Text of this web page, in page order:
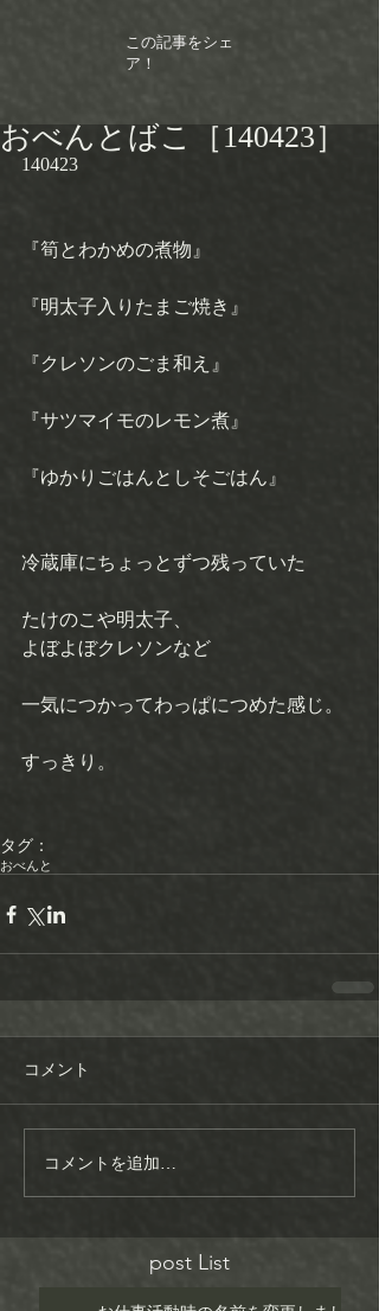
この記事をシェ
ア！
おべんとばこ［140423］
140423
『筍とわかめの煮物』
『明太子入りたまご焼き』
『クレソンのごま和え』
『サツマイモのレモン煮』
『ゆかりごはんとしそごはん』
冷蔵庫にちょっとずつ残っていた
たけのこや明太子、
よぼよぼクレソンなど
一気につかってわっぱにつめた感じ。
すっきり。
タグ：
おべんと
コメント
コメントを追加…
post List